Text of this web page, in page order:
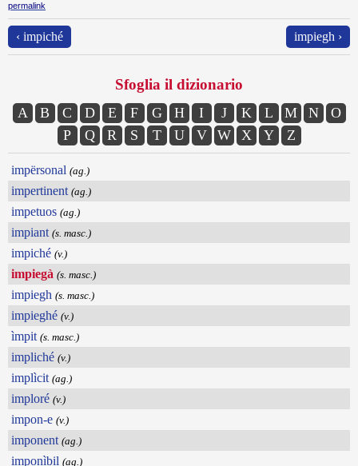
permalink
‹ impiché impiegh ›
Sfoglia il dizionario
A B C D E F G H I J K L M N
O
P
Q R S T U V W X Y Z
impërsonal (ag.)
impertinent (ag.)
impetuos (ag.)
impiant (s. masc.)
impiché (v.)
impiegà (s. masc.)
impiegh (s. masc.)
impieghé (v.)
ìmpit (s. masc.)
impliché (v.)
implìcit (ag.)
imploré (v.)
impon-e (v.)
imponent (ag.)
imponìbil (ag.)